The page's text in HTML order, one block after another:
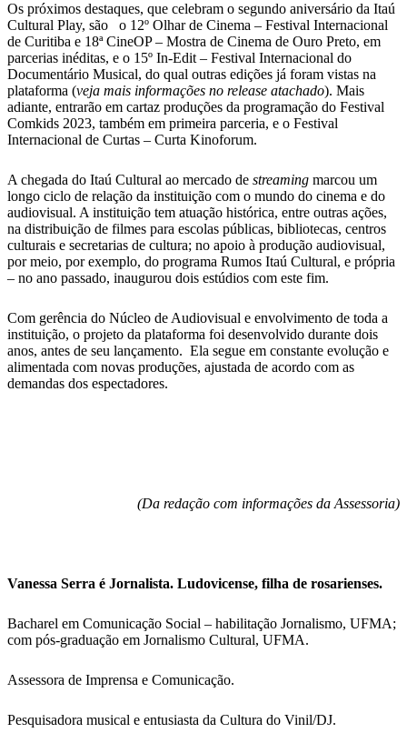
Os próximos destaques, que celebram o segundo aniversário da Itaú
Cultural Play, são o 12º Olhar de Cinema – Festival Internacional
de Curitiba e 18ª CineOP – Mostra de Cinema de Ouro Preto, em
parcerias inéditas, e o 15º In-Edit – Festival Internacional do
Documentário Musical, do qual outras edições já foram vistas na
plataforma (veja mais informações no release atachado). Mais
adiante, entrarão em cartaz produções da programação do Festival
Comkids 2023, também em primeira parceria, e o Festival
Internacional de Curtas – Curta Kinoforum.
A chegada do Itaú Cultural ao mercado de streaming marcou um
longo ciclo de relação da instituição com o mundo do cinema e do
audiovisual. A instituição tem atuação histórica, entre outras ações,
na distribuição de filmes para escolas públicas, bibliotecas, centros
culturais e secretarias de cultura; no apoio à produção audiovisual,
por meio, por exemplo, do programa Rumos Itaú Cultural, e própria
– no ano passado, inaugurou dois estúdios com este fim.
Com gerência do Núcleo de Audiovisual e envolvimento de toda a
instituição, o projeto da plataforma foi desenvolvido durante dois
anos, antes de seu lançamento. Ela segue em constante evolução e
alimentada com novas produções, ajustada de acordo com as
demandas dos espectadores.
(Da redação com informações da Assessoria)
Vanessa Serra é Jornalista. Ludovicense, filha de rosarienses.
Bacharel em Comunicação Social – habilitação Jornalismo, UFMA;
com pós-graduação em Jornalismo Cultural, UFMA.
Assessora de Imprensa e Comunicação.
Pesquisadora musical e entusiasta da Cultura do Vinil/DJ.